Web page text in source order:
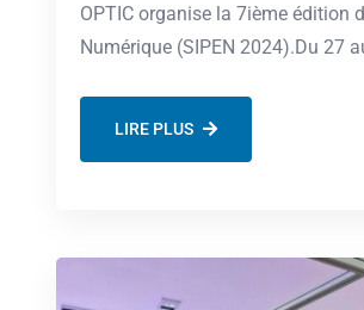
OPTIC organise la 7ième édition
Numérique (SIPEN 2024).Du 27
LIRE PLUS